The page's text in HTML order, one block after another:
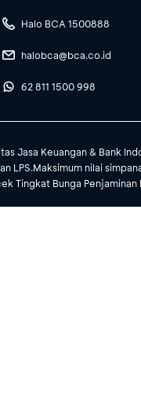
Halo BCA 1500888
halobca@bca.co.id
62 811 1500 998
Jasa Keuangan & Bank
LPS.Maksimum nilai
Tingkat Bunga Penjaminan